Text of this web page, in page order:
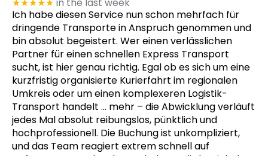
Ich habe diesen Service nun schon mehrfach für
dringende Transporte in Anspruch genommen und
bin absolut begeistert. Wer einen verlässlichen
Partner für einen schnellen Express Transport
sucht, ist hier genau richtig. Egal ob es sich um eine
kurzfristig organisierte Kurierfahrt im regionalen
Umkreis oder um einen komplexeren Logistik-
Transport handelt … mehr – die Abwicklung verläuft
jedes Mal absolut reibungslos, pünktlich und
hochprofessionell. Die Buchung ist unkompliziert,
und das Team reagiert extrem schnell auf